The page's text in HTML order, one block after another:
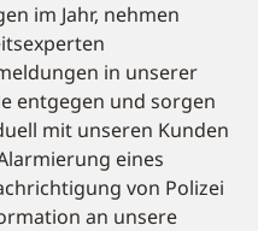
im Jahr, nehmen
in unserer
entgegen und sorgen
mit unseren Kunden
eines
von Polizei
an unsere